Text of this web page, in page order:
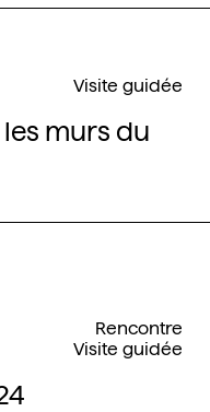
murs du
Visite guidée
Rencontre
Visite guidée